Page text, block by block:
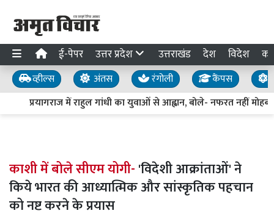
ई-पेपर उत्तर प्रदेश उत्तराखंड देश विदेश
व्हील्स अंतस रंगोली कैंपस
प्रयागराज में राहुल गांधी का युवाओं से आह्वान, बोले- नफरत नहीं
काशी में बोले सीएम योगी-'विदेशी आक्रांताओं' ने
किये भारत की आध्यात्मिक और सांस्कृतिक पहचान
को नष्ट करने के प्रयास